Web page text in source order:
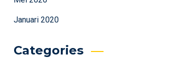
Januari 2020
Categories